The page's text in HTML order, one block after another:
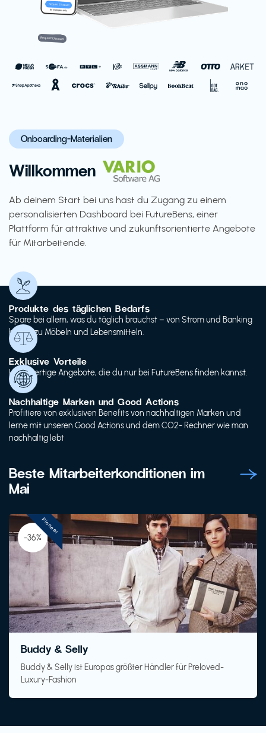
Onboarding-Materialien
Willkommen
Ab deinem Start bei uns hast du Zugang zu einem
personalisierten Dashboard bei FutureBens, einer
Plattform für attraktive und zukunftsorientierte Angebote
für Mitarbeitende.
Produkte des täglichen Bedarfs
Spare bei allem, was du täglich brauchst – von Strom und Banking
bis hin zu Möbeln und Lebensmitteln.
Exklusive Vorteile
Hochwertige Angebote, die du nur bei FutureBens finden kannst.
Nachhaltige Marken und Good Actions
Profitiere von exklusiven Benefits von nachhaltigen Marken und
lerne mit unseren Good Actions und dem CO2- Rechner wie man
nachhaltig lebt
Beste Mitarbeiterkonditionen im
Mai
-36%
Buddy & Selly
Buddy & Selly ist Europas größter Händler für Preloved-
Luxury-Fashion
Pioneer